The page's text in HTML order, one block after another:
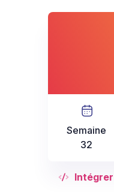
Semaine
32